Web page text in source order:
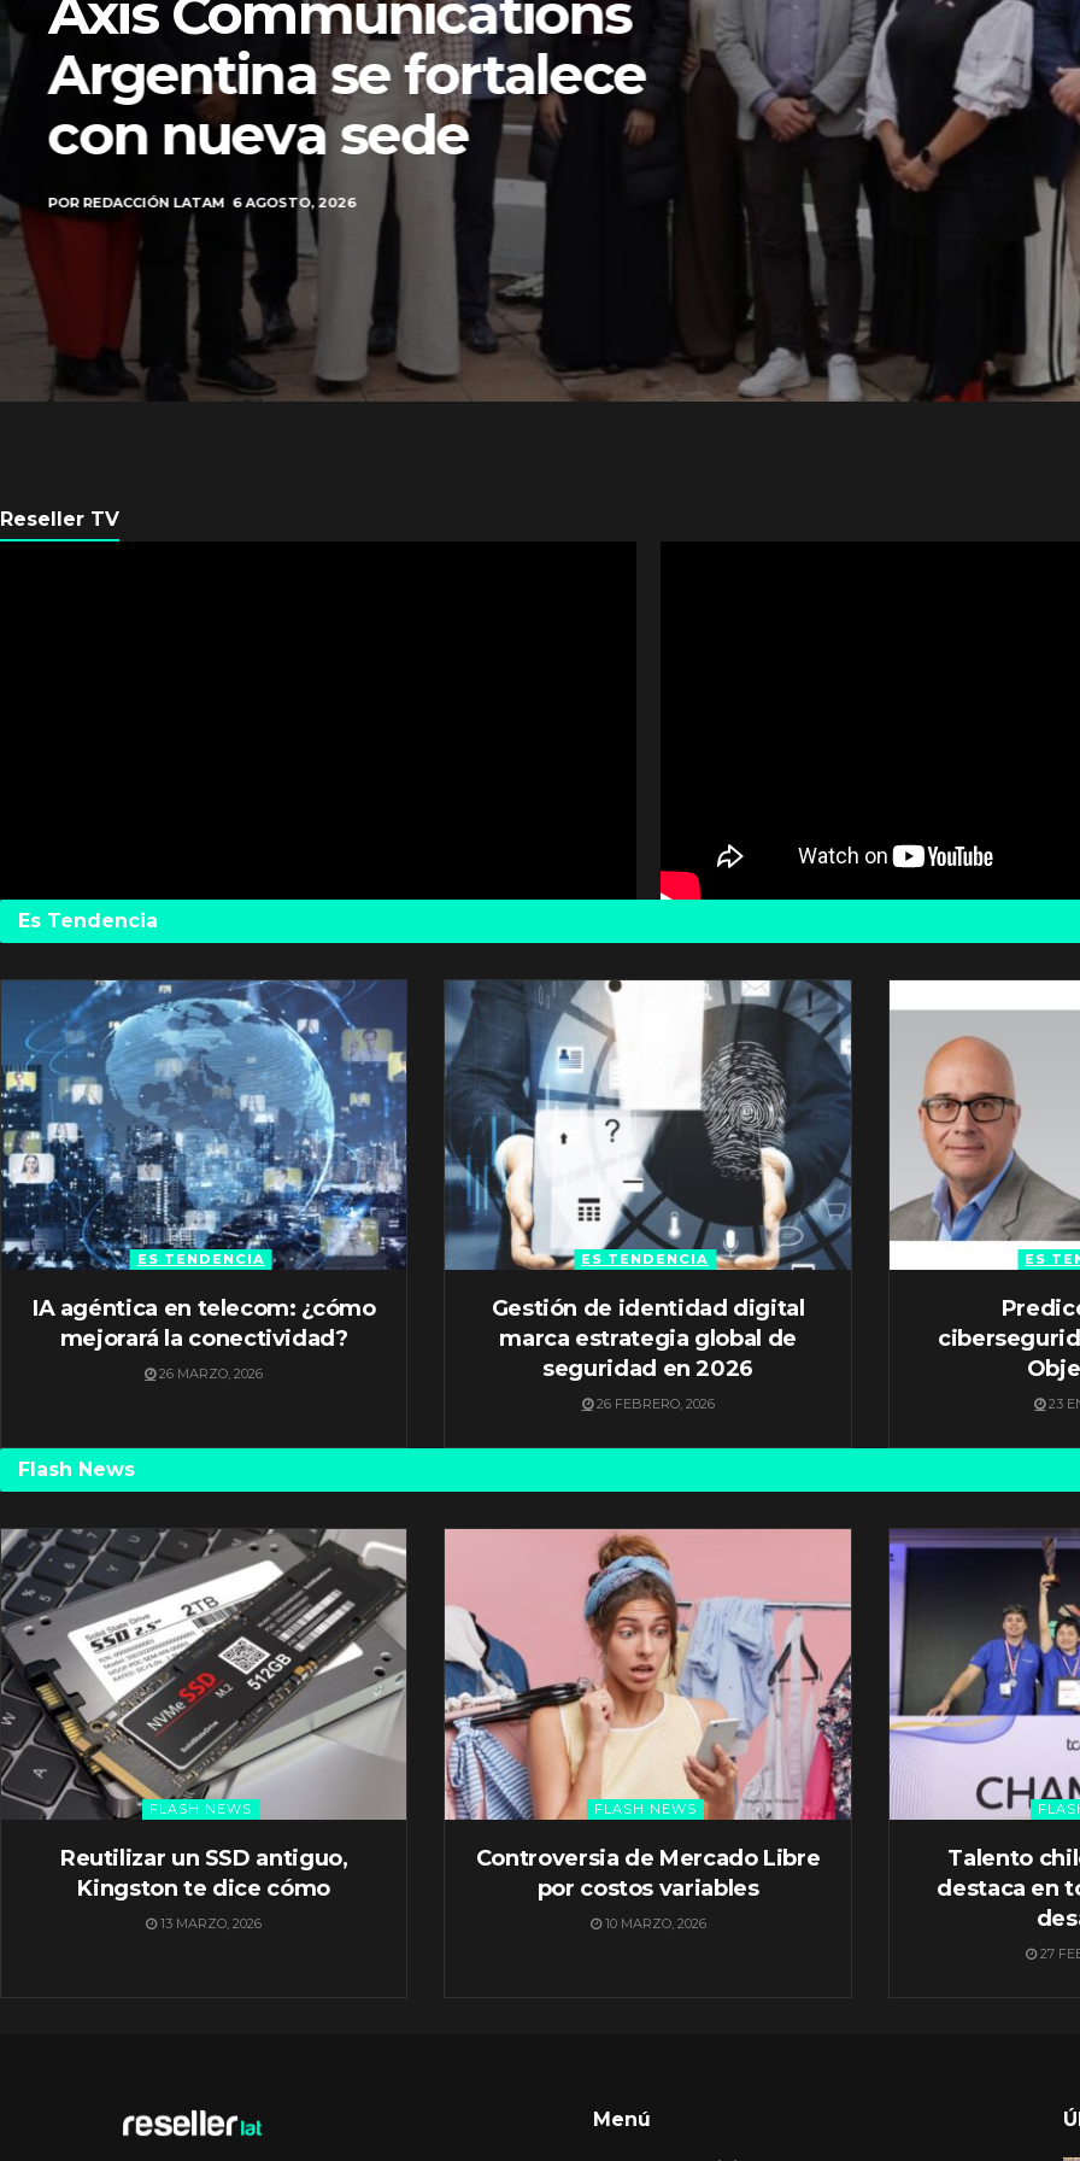
Axis Communications
Argentina se fortalece
con nueva sede
POR REDACCIÓN LATAM 6 AGOSTO, 2026
Reseller TV
Es Tendencia
ES TENDENCIA
IA agéntica en telecom: ¿cómo
mejorará la conectividad?
26 MARZO, 2026
ES TENDENCIA
Gestión de identidad digital
marca estrategia global de
seguridad en 2026
26 FEBRERO, 2026
ES
23
Flash News
FLASH NEWS
Reutilizar un SSD antiguo,
Kingston te dice cómo
13 MARZO, 2026
FLASH NEWS
Controversia de Mercado Libre
por costos variables
10 MARZO, 2026
Talento
destaca en
27
Menú